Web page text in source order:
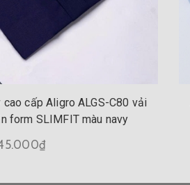
cấp Aligro ALGS-C80 vải
form SLIMFIT màu navy